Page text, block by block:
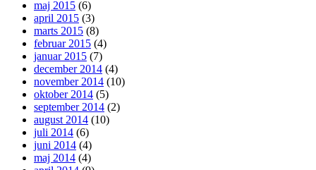
maj 2015 (6)
april 2015 (3)
marts 2015 (8)
februar 2015 (4)
januar 2015 (7)
december 2014 (4)
november 2014 (10)
oktober 2014 (5)
september 2014 (2)
august 2014 (10)
juli 2014 (6)
juni 2014 (4)
maj 2014 (4)